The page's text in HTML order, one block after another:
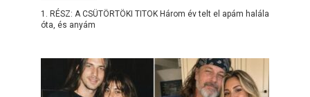
1. RÉSZ: A CSÜTÖRTÖKI TITOK Három év telt el apám halála
óta, és anyám